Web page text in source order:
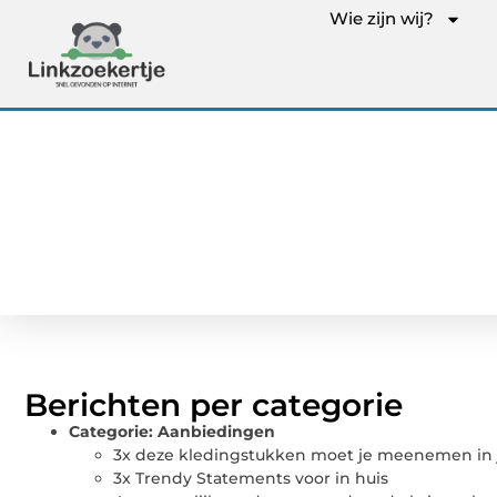
Wie zijn wij?
Berichten per categorie
Categorie: Aanbiedingen
3x deze kledingstukken moet je meenemen in
3x Trendy Statements voor in huis